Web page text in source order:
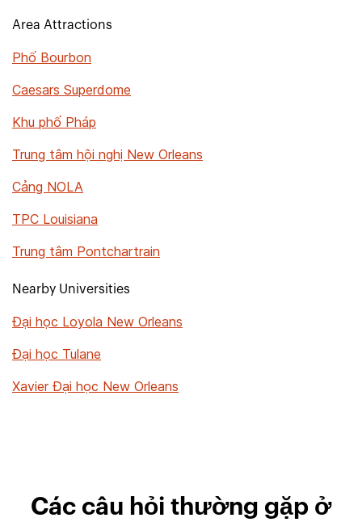
Area Attractions
Phố Bourbon
Caesars Superdome
Khu phố Pháp
Trung tâm hội nghị New Orleans
Cảng NOLA
TPC Louisiana
Trung tâm Pontchartrain
Nearby Universities
Đại học Loyola New Orleans
Đại học Tulane
Xavier Đại học New Orleans
Các câu hỏi thường gặp ở